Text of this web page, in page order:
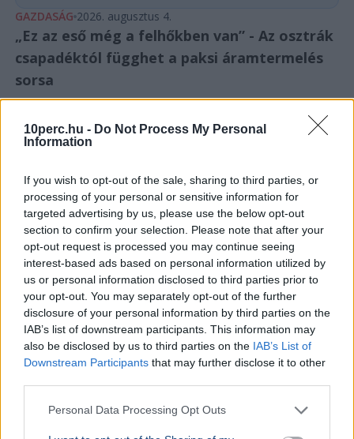
10perc.hu - Do Not Process My Personal
Information
If you wish to opt-out of the sale, sharing to third parties, or
processing of your personal or sensitive information for
targeted advertising by us, please use the below opt-out
section to confirm your selection. Please note that after your
opt-out request is processed you may continue seeing
interest-based ads based on personal information utilized by
us or personal information disclosed to third parties prior to
your opt-out. You may separately opt-out of the further
disclosure of your personal information by third parties on the
IAB’s list of downstream participants. This information may
also be disclosed by us to third parties on the IAB’s List of
Downstream Participants that may further disclose it to other
Personal Data Processing Opt Outs
GAZDASÁG 2026. augusztus 4.
„Ez az eső még a felhőkben van” - Az osztrák
csapadéktól függhet a paksi áramtermelés
sorsa
Hőség
csapadéktól függhet a Paksi Atomerőmű utolsó
turbinájának sorsa, a helyzet egyelőre stabil.
Bővebben...
GAZDASÁG 2026. augusztus 4.
Az Európai Bizottság egyelőre nem lát
problémát az atomenergia-ellátásban
Atomerőmű Európai Bizottság Gazdaság Duna Európa
Az Európai Bizottság szóvivője szerint egyelőre nincs
ellátásbiztonsági probléma az atomenergia-